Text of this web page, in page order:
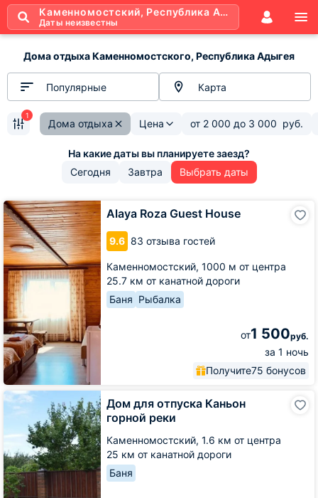
Каменномостский, Республика Адыгея
Даты неизвестны
Дома отдыха Каменномостского, Республика Адыгея
Популярные Карта
Дома отдыха Цена от 2 000 до 3 000 руб.
1
Сегодня Завтра Выбрать даты
Alaya Roza Guest House
9.6 83 отзыва гостей
Каменномостский, 1000 м от центра
25.7 км от канатной дороги
Баня Рыбалка
от1 500руб.
за 1 ночь
Получите75 бонусов
Alaya
Roza
Guest
House
Дом для отпуска Каньон
горной реки
Каменномостский, 1.6 км от центра
25 км от канатной дороги
Баня
Дом
для
отпуска
Каньон
горной
реки